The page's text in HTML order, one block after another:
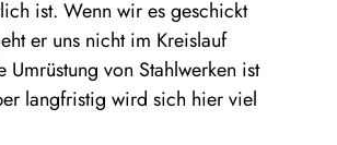
ist. Wenn wir es geschickt
er uns nicht im Kreislauf
Umrüstung von Stahlwerken ist
langfristig wird sich hier viel